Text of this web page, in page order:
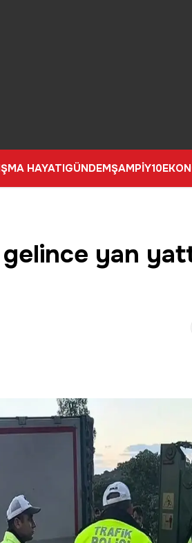
HAYATIGÜNDEMŞAMPİY10
yan